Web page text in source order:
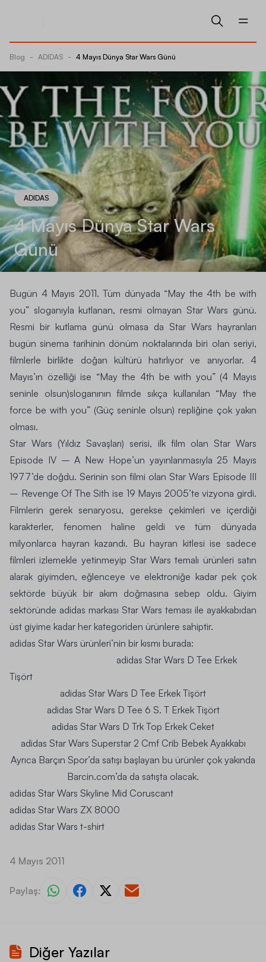
Blog - ADIDAS - 4 Mayıs Dünya Star Wars Günü
ADIDAS
4 Mayıs Dünya Star Wars
Günü
Bugün 4 Mayıs 2011. Tüm dünyada “May the 4th be with
you” sloganıyla kutlanan, resmi olmayan Star Wars günü.
Resmi bir kutlama günü olmasa da Star Wars hayranları
bugün sinema tarihinin dönüm noktalarında biri olan seriyi,
filmlerle birlikte doğan kültürü hatırlıyor ve anıyorlar. 4
Mayıs’ın özelliği ise “May the 4th be with you” (4 Mayıs
seninle olsun)sloganının filmde sıkça kullanılan “May the
force be with you” (Güç seninle olsun) repliğine çok yakın
olması.
Star Wars (Yıldız Savaşları) serisi, ilk film olan Star Wars
Episode IV – A New Hope’un yayınlanmasıyla 25 Mayıs
1977’de doğdu. Serinin son filmi olan Star Wars Episode III
– Revenge Of The Sith ise 19 Mayıs 2005’te vizyona girdi.
Filmlerin gerek senaryosu, gerekse çekimleri ve içerdiği
karakterler, fenomen haline geldi ve tüm dünyada
milyonlarca hayran kazandı. Bu hayran kitlesi ise sadece
filmleri izlemekle yetinmeyip Star Wars temalı ürünleri satın
alarak giyimden, eğlenceye ve elektroniğe kadar pek çok
sektörde büyük bir akım doğmasına sebep oldu. Giyim
sektöründe adidas markası Star Wars teması ile ayakkabıdan
üst giyime kadar her kategoriden ürünlere sahiptir.
adidas Star Wars ürünleri’nin bir kısmı burada:
adidas Star Wars D Tee Erkek
Tişört
adidas Star Wars D Tee Erkek Tişört
adidas Star Wars D Tee 6 S. T Erkek Tişört
adidas Star Wars D Trk Top Erkek Ceket
adidas Star Wars Superstar 2 Cmf Crib Bebek Ayakkabı
Ayrıca Barçın Spor’da satışı başlayan bu ürünler çok yakında
Barcin.com’da da satışta olacak.
adidas Star Wars Skyline Mid Coruscant
adidas Star Wars ZX 8000
adidas Star Wars t-shirt
4 Mayıs 2011
Paylaş:
Diğer Yazılar